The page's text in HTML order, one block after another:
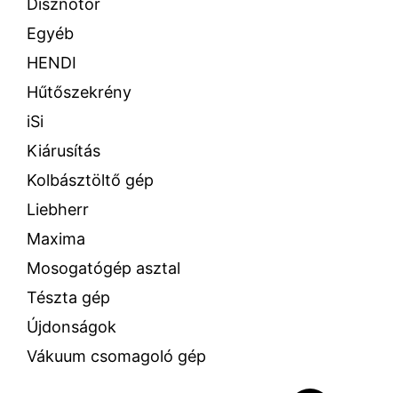
Disznótor
Egyéb
HENDI
Hűtőszekrény
iSi
Kiárusítás
Kolbásztöltő gép
Liebherr
Maxima
Mosogatógép asztal
Tészta gép
Újdonságok
Vákuum csomagoló gép